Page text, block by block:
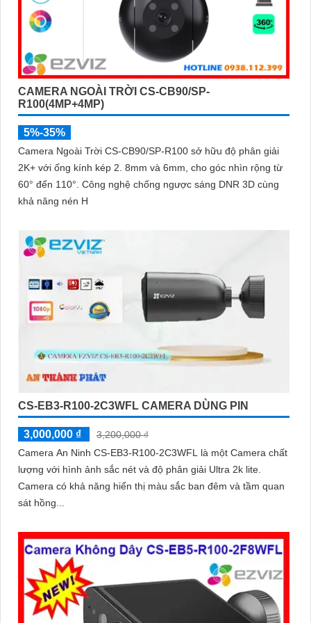
CAMERA NGOÀI TRỜI CS-CB90/SP-
R100(4MP+4MP)
5%-35%
Camera Ngoài Trời CS-CB90/SP-R100 sở hữu độ phân giải
2K+ với ống kính kép 2. 8mm và 6mm, cho góc nhìn rộng từ
60° đến 110°. Công nghệ chống ngược sáng DNR 3D cùng
khả năng nén H
CS-EB3-R100-2C3WFL CAMERA DÙNG PIN
3,000,000 ₫
3,200,000 ₫
Camera An Ninh CS-EB3-R100-2C3WFL là một Camera chất
lượng với hình ảnh sắc nét và độ phân giải Ultra 2k lite.
Camera có khả năng hiển thị màu sắc ban đêm và tầm quan
sát hồng...